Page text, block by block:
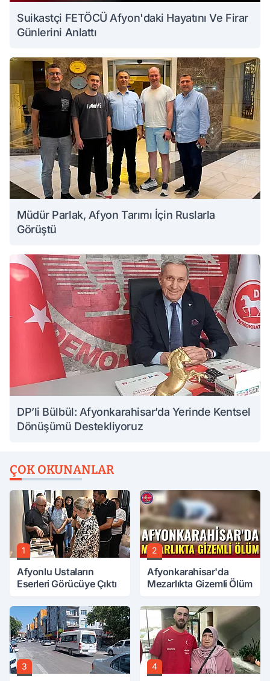
Suikastçi FETÖCÜ Afyon'daki Hayatını Ve Firar
Günlerini Anlattı
Müdür Parlak, Afyon Tarımı İçin Ruslarla
Görüştü
DP’li Bülbül: Afyonkarahisar’da Yerinde Kentsel
Dönüşümü Destekliyoruz
ÇOK OKUNANLAR
1
Afyonlu Ustaların
Eserleri Görücüye Çıktı
2
Afyonkarahisar'da
Mezarlıkta Gizemli Ölüm
3 4